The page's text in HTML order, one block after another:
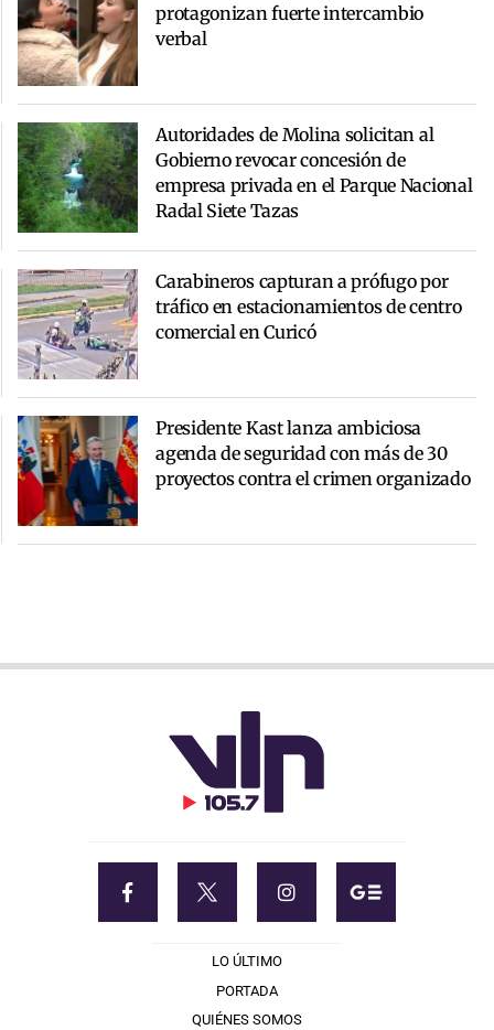
protagonizan fuerte intercambio
verbal
Autoridades de Molina solicitan al
Gobierno revocar concesión de
empresa privada en el Parque Nacional
Radal Siete Tazas
Carabineros capturan a prófugo por
tráfico en estacionamientos de centro
comercial en Curicó
Presidente Kast lanza ambiciosa
agenda de seguridad con más de 30
proyectos contra el crimen organizado
LO ÚLTIMO
PORTADA
QUIÉNES SOMOS